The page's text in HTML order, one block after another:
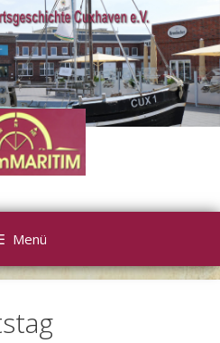
Menü